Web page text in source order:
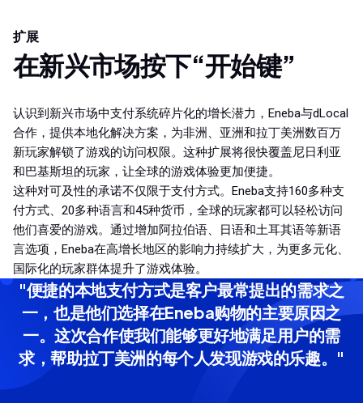
扩展
在新兴市场按下“开始键”
认识到新兴市场中支付系统碎片化的增长潜力，Eneba与dLocal
合作，提供本地化解决方案，为非洲、亚洲和拉丁美洲数百万
新玩家解锁了游戏的访问权限。这种扩展将很快覆盖尼日利亚
和巴基斯坦的玩家，让全球的游戏体验更加便捷。
这种对可及性的承诺不仅限于支付方式。Eneba支持160多种支
付方式、20多种语言和45种货币，全球的玩家都可以轻松访问
他们喜爱的游戏。通过增加阿拉伯语、日语和土耳其语等新语
言选项，Eneba在高增长地区的影响力持续扩大，为更多元化、
国际化的玩家群体提升了游戏体验。
"便捷的本地支付方式是客户最常提出的需求之
一，也是他们选择在Eneba购物的主要原因之
一。这次合作使我们能够更好地满足用户的需
求，帮助拉丁美洲的每个人发现游戏的乐趣。"